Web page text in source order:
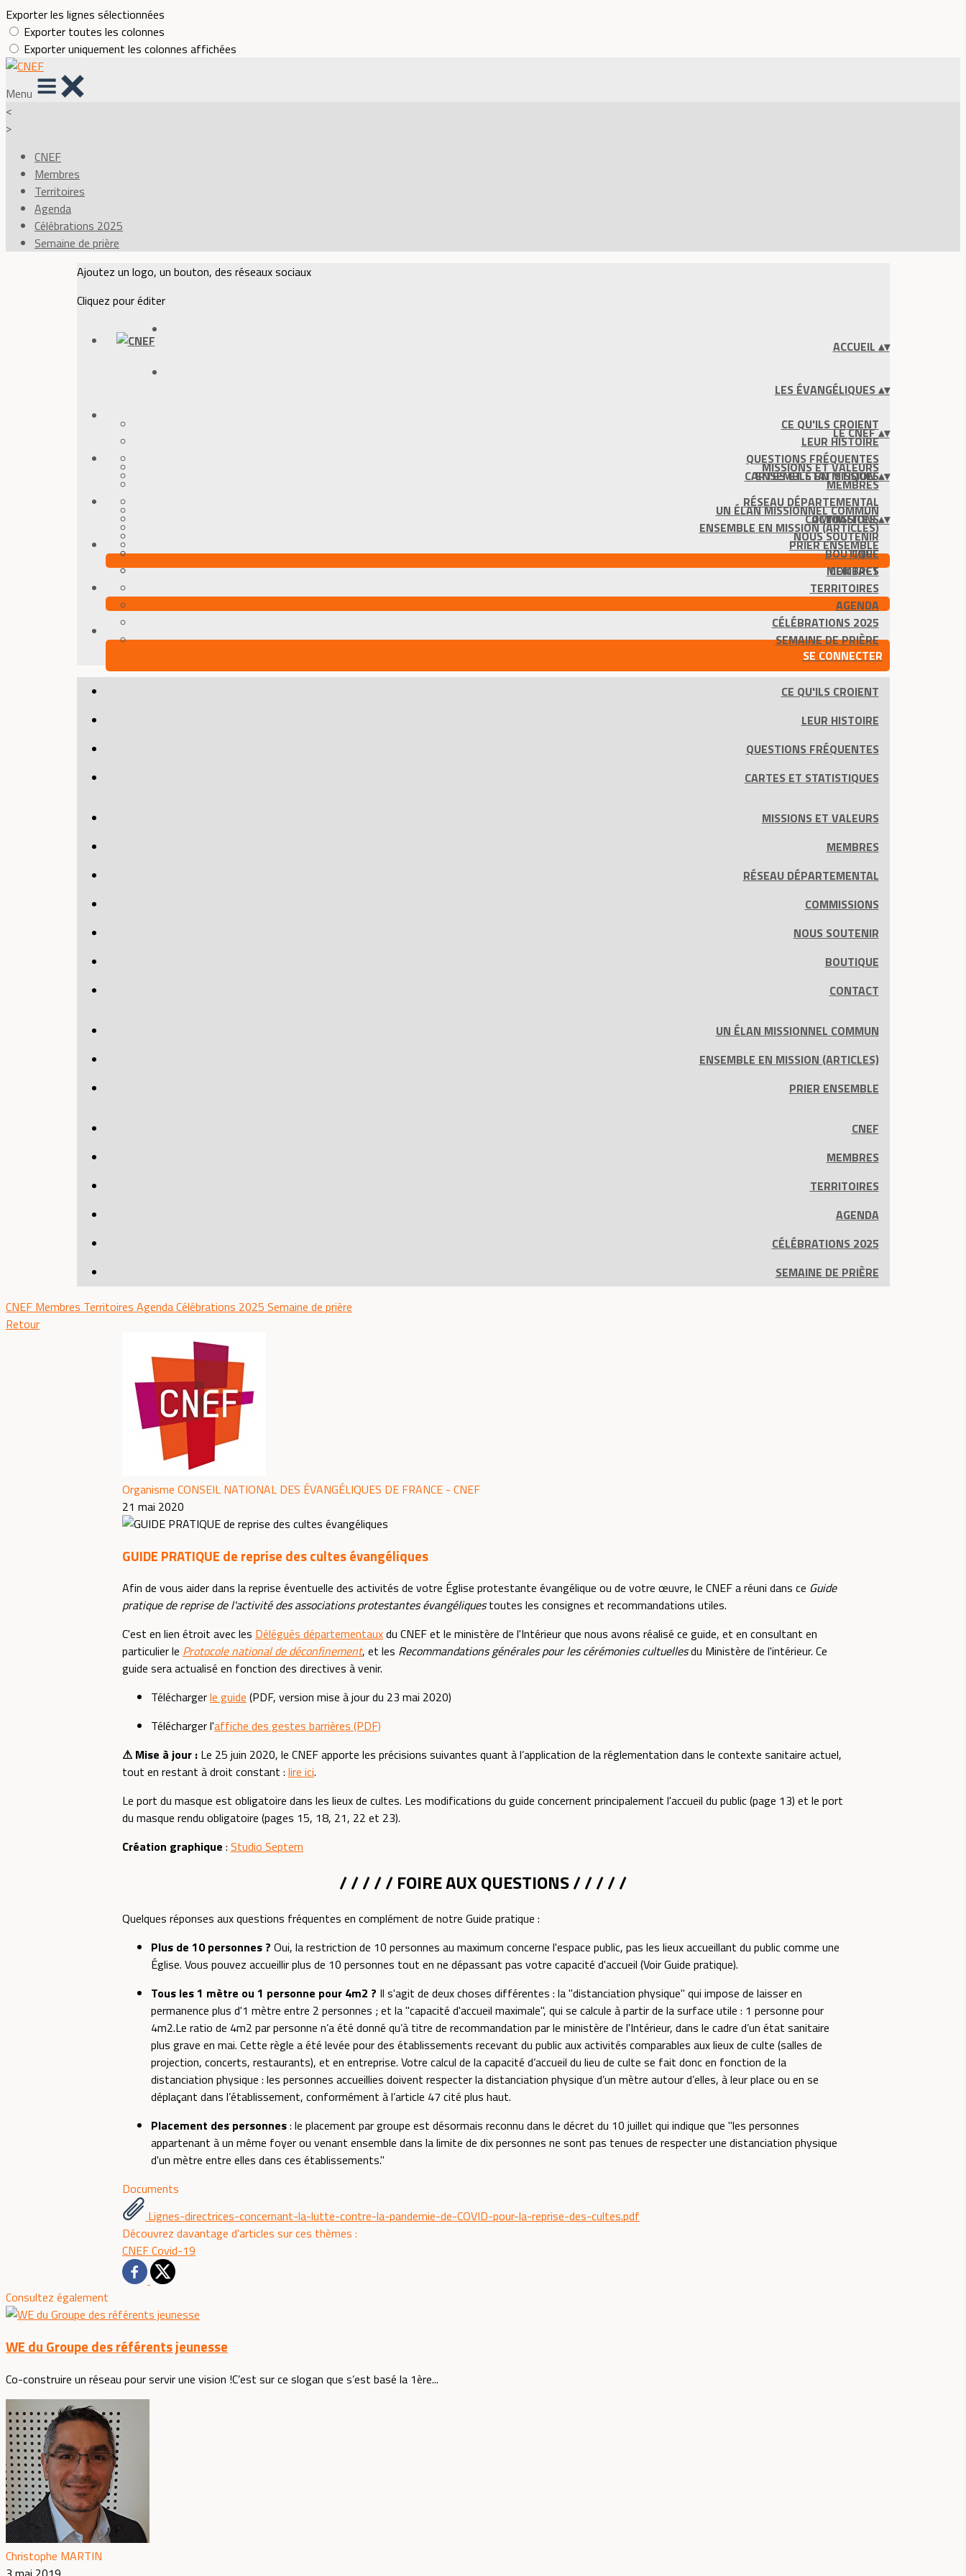
Exporter les lignes sélectionnées
Exporter toutes les colonnes
Exporter uniquement les colonnes affichées
Menu
<
>
CNEF
Membres
Territoires
Agenda
Célébrations 2025
Semaine de prière
Ajoutez un logo, un bouton, des réseaux sociaux
Cliquez pour éditer
ACCUEIL ▴▾
LES ÉVANGÉLIQUES ▴▾
CE QU'ILS CROIENT
LEUR HISTOIRE
QUESTIONS FRÉQUENTES
CARTES ET STATISTIQUES
LE CNEF▴▾
MISSIONS ET VALEURS
MEMBRES
RÉSEAU DÉPARTEMENTAL
COMMISSIONS
NOUS SOUTENIR
BOUTIQUE
CONTACT
ENSEMBLE EN MISSION▴▾
UN ÉLAN MISSIONNEL COMMUN
ENSEMBLE EN MISSION (ARTICLES)
PRIER ENSEMBLE
ACTUALITÉS▴▾
CNEF
MEMBRES
TERRITOIRES
AGENDA
CÉLÉBRATIONS 2025
SEMAINE DE PRIÈRE
SE CONNECTER
CE QU'ILS CROIENT
LEUR HISTOIRE
QUESTIONS FRÉQUENTES
CARTES ET STATISTIQUES
MISSIONS ET VALEURS
MEMBRES
RÉSEAU DÉPARTEMENTAL
COMMISSIONS
NOUS SOUTENIR
BOUTIQUE
CONTACT
UN ÉLAN MISSIONNEL COMMUN
ENSEMBLE EN MISSION (ARTICLES)
PRIER ENSEMBLE
CNEF
MEMBRES
TERRITOIRES
AGENDA
CÉLÉBRATIONS 2025
SEMAINE DE PRIÈRE
CNEF Membres Territoires AgendaCélébrations 2025 Semaine de prière
Retour
Organisme CONSEIL NATIONAL DES ÉVANGÉLIQUES DE FRANCE - CNEF
21 mai 2020
GUIDE PRATIQUE de reprise des cultes évangéliques
Afin de vous aider dans la reprise éventuelle des activités de votre Église protestante évangélique ou de votre œuvre, le CNEF a réuni dans ce Guide
pratique de reprise de l'activité des associations protestantes évangéliquestoutes les consignes et recommandations utiles.
C'est en lien étroit avec les Délégués départementauxdu CNEF et le ministère de l'Intérieur que nous avons réalisé ce guide, et en consultant en
particulier le Protocole national de déconfinement, et les Recommandations générales pour les cérémonies cultuellesdu Ministère de l'intérieur. Ce
guide sera actualisé en fonction des directives à venir.
Téléchargerle guide (PDF, version mise à jour du 23 mai 2020)
Télécharger l'affiche des gestes barrières (PDF)
⚠ Mise à jour : Le 25 juin 2020, le CNEF apporte les précisions suivantes quant à l’application de la réglementation dans le contexte sanitaire actuel,
tout en restant à droit constant : lire ici.
Le port du masque est obligatoire dans les lieux de cultes. Les modifications du guide concernent principalement l'accueil du public (page 13) et le port
du masque rendu obligatoire (pages 15, 18, 21, 22 et 23).
Création graphique : Studio Septem
/ / / / / FOIRE AUXQUESTIONS/ / / / /
Quelques réponses aux questions fréquentes en complément de notre Guide pratique :
Plus de 10 personnes ? Oui, la restriction de 10 personnes au maximum concerne l'espace public, pas les lieux accueillant du public comme une
Église. Vous pouvez accueillir plus de 10 personnes tout en ne dépassant pas votre capacité d'accueil (Voir Guide pratique).
Tous les 1 mètre ou 1 personne pour 4m2 ? Il s'agit de deux choses différentes : la "distanciation physique" qui impose de laisser en
permanence plus d'1 mètre entre 2 personnes ; et la "capacité d'accueil maximale", qui se calcule à partir de la surface utile : 1 personne pour
4m2.Le ratio de 4m2 par personne n’a été donné qu’à titre de recommandation par le ministère de l'Intérieur, dans le cadre d’un état sanitaire
plus grave en mai. Cette règle a été levée pour des établissements recevant du public aux activités comparables aux lieux de culte (salles de
projection, concerts, restaurants), et en entreprise. Votre calcul de la capacité d’accueil du lieu de culte se fait donc en fonction de la
distanciation physique : les personnes accueillies doivent respecter la distanciation physique d’un mètre autour d’elles, à leur place ou en se
déplaçant dans l’établissement, conformément à l’article 47 cité plus haut.
Placement des personnes: le placement par groupe est désormais reconnu dans le décret du 10 juillet qui indique que "les personnes
appartenant à un même foyer ou venant ensemble dans la limite de dix personnes ne sont pas tenues de respecter une distanciation physique
d'un mètre entre elles dans ces établissements."
Documents
Lignes-directrices-concernant-la-lutte-contre-la-pandemie-de-COVID-pour-la-reprise-des-cultes.pdf
Découvrez davantage d'articles sur ces thèmes :
CNEFCovid-19
Consultez également
WE du Groupe des référents jeunesse
Co-construire un réseau pour servir une vision !C’est sur ce slogan que s’est basé la 1ère...
Christophe MARTIN